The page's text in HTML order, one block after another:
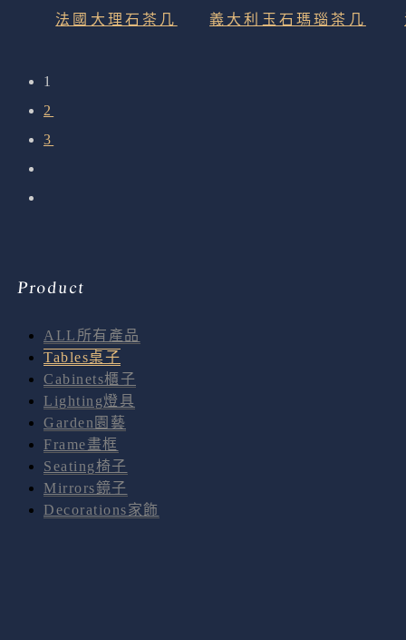
法國大理石茶几
義大利玉石瑪瑙茶几
1
2
3
Product
ALL所有產品
Tables桌子
Cabinets櫃子
Lighting燈具
Garden園藝
Frame畫框
Seating椅子
Mirrors鏡子
Decorations家飾